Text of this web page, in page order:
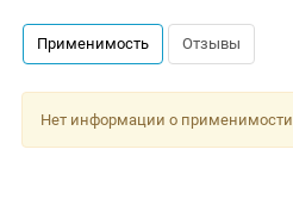
Применимость Отзывы
Нет информации о применимости